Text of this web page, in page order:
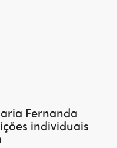
Fernanda
individuais